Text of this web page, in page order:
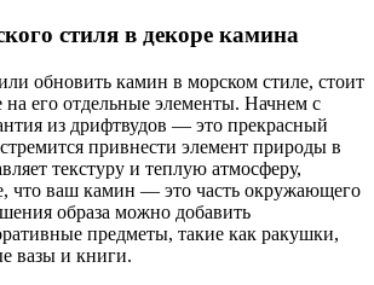
стиля в декоре камина
обновить камин в морском стиле, стоит
на его отдельные элементы. Начнем с
из дрифтвудов — это прекрасный
привнести элемент природы в
текстуру и теплую атмосферу,
что ваш камин — это часть окружающего
образа можно добавить
предметы, такие как ракушки,
вазы и книги.